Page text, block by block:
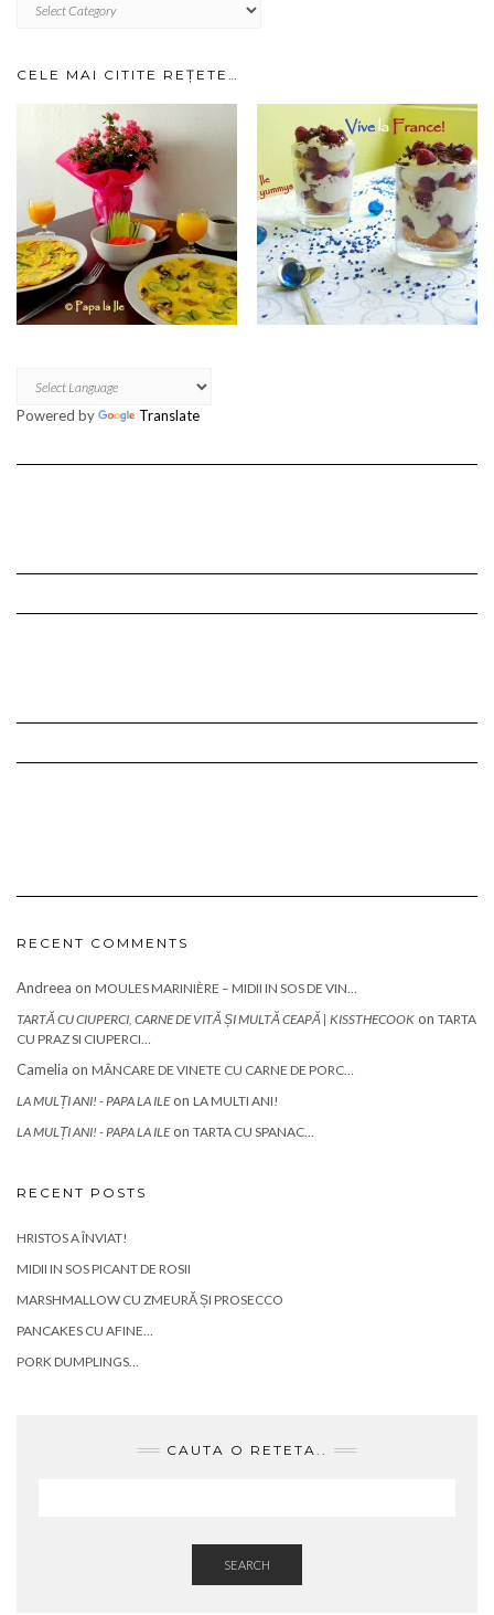
IMPARTITE
CELE MAI CITITE REȚETE…
Powered by Translate
RECENT COMMENTS
Andreea on MOULES MARINIÈRE – MIDII IN SOS DE VIN…
TARTĂ CU CIUPERCI, CARNE DE VITĂ ȘI MULTĂ CEAPĂ | KISSTHECOOK on TARTA
CU PRAZ SI CIUPERCI…
Camelia on MÂNCARE DE VINETE CU CARNE DE PORC…
LA MULȚI ANI! - PAPA LA ILEon LA MULTI ANI!
LA MULȚI ANI! - PAPA LA ILEon TARTA CU SPANAC…
RECENT POSTS
HRISTOS A ÎNVIAT!
MIDII IN SOS PICANT DE ROSII
MARSHMALLOW CU ZMEURĂ ȘI PROSECCO
PANCAKES CU AFINE…
PORK DUMPLINGS…
CAUTA O RETETA..
SEARCH